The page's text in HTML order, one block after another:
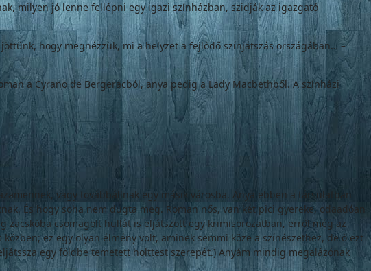
milyen jó lenne fellépni egy igazi színházban, szidják az igazgató
hogy megnézzük, mi a helyzet a fejlődő színjátszás országában… –
a Cyrano de Bergeracból, anya pedig a Lady Macbethből. A színházi
vagy továbbállnak egy másik városba. Anya ebben a társulatban
És hogy soha nem dugta meg. Roman nős, van két pici gyereke, odaadóan
zacskóba csomagolt hullát is eljátszott egy krimisorozatban, erről még az
ez egy olyan élmény volt, aminek semmi köze a színészethez, de ő ezt
egy földbe temetett holttest szerepét.) Anyám mindig megalázónak